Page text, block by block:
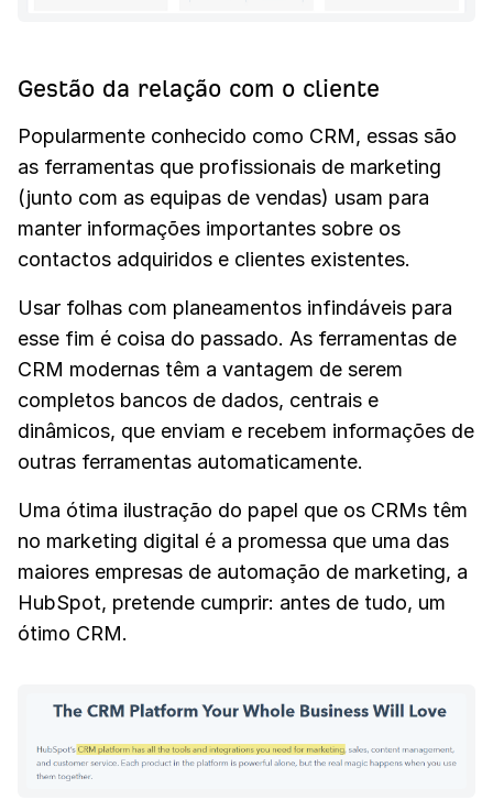
Gestão da relação com o cliente
Popularmente conhecido como CRM, essas são
as ferramentas que profissionais de marketing
(junto com as equipas de vendas) usam para
manter informações importantes sobre os
contactos adquiridos e clientes existentes.
Usar folhas com planeamentos infindáveis para
esse fim é coisa do passado. As ferramentas de
CRM modernas têm a vantagem de serem
completos bancos de dados, centrais e
dinâmicos, que enviam e recebem informações de
outras ferramentas automaticamente.
Uma ótima ilustração do papel que os CRMs têm
no marketing digital é a promessa que uma das
maiores empresas de automação de marketing, a
HubSpot, pretende cumprir: antes de tudo, um
ótimo CRM.